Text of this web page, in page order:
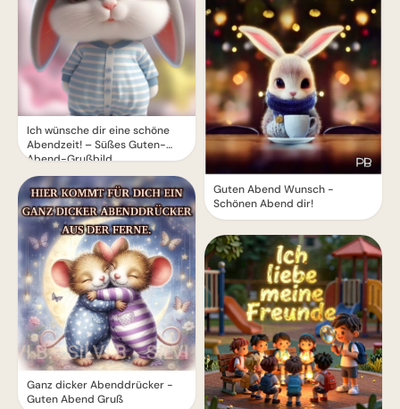
Ich wünsche dir eine schöne
Abendzeit! – Süßes Guten-
Abend-Grußbild
Ganz dicker Abenddrücker -
Guten Abend Gruß
Guten Abend Wunsch -
Schönen Abend dir!